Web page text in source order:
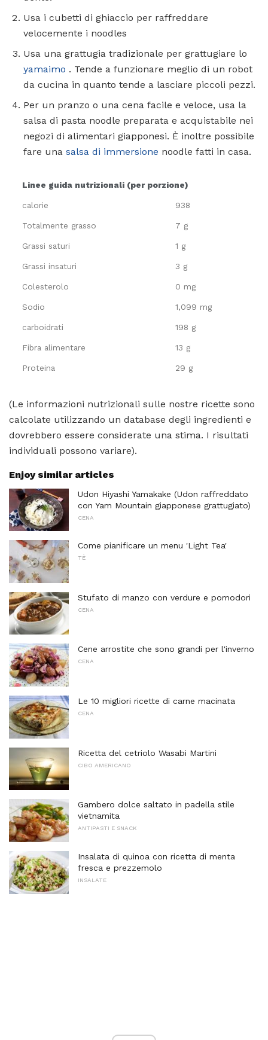
Usa i cubetti di ghiaccio per raffreddare
velocemente i noodles
Usa una grattugia tradizionale per grattugiare lo
yamaimo . Tende a funzionare meglio di un robot
da cucina in quanto tende a lasciare piccoli pezzi.
Per un pranzo o una cena facile e veloce, usa la
salsa di pasta noodle preparata e acquistabile nei
negozi di alimentari giapponesi. È inoltre possibile
fare una salsa di immersione noodle fatti in casa.
Linee guida nutrizionali (per porzione)
calorie 938
Totalmente grasso 7 g
Grassi saturi 1 g
Grassi insaturi 3 g
Colesterolo 0 mg
Sodio 1,099 mg
carboidrati 198 g
Fibra alimentare 13 g
Proteina 29 g
(Le informazioni nutrizionali sulle nostre ricette sono
calcolate utilizzando un database degli ingredienti e
dovrebbero essere considerate una stima. I risultati
individuali possono variare).
Enjoy similar articles
Udon Hiyashi Yamakake (Udon raffreddato
con Yam Mountain giapponese grattugiato)
CENA
Come pianificare un menu 'Light Tea'
TÈ
Stufato di manzo con verdure e pomodori
CENA
Cene arrostite che sono grandi per l'inverno
CENA
Le 10 migliori ricette di carne macinata
CENA
Ricetta del cetriolo Wasabi Martini
CIBO AMERICANO
Gambero dolce saltato in padella stile
vietnamita
ANTIPASTI E SNACK
Insalata di quinoa con ricetta di menta
fresca e prezzemolo
INSALATE